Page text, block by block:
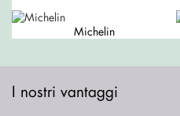
Michelin
I nostri vantaggi